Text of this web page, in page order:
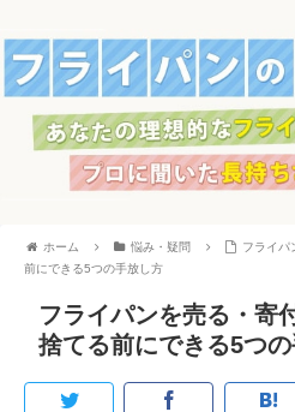
ホーム 悩み・疑問
フライパ
前にできる5つの手放し方
フライパンを売る・寄
捨てる前にできる5つ